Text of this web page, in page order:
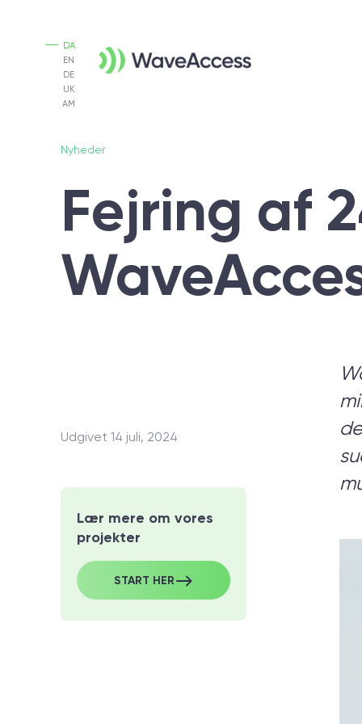
AM
UK
DE
DA
EN
Nyheder
Fejring af
Udgivet 14 juli, 2024
Lær mere om vores
projekter
START HER
Er